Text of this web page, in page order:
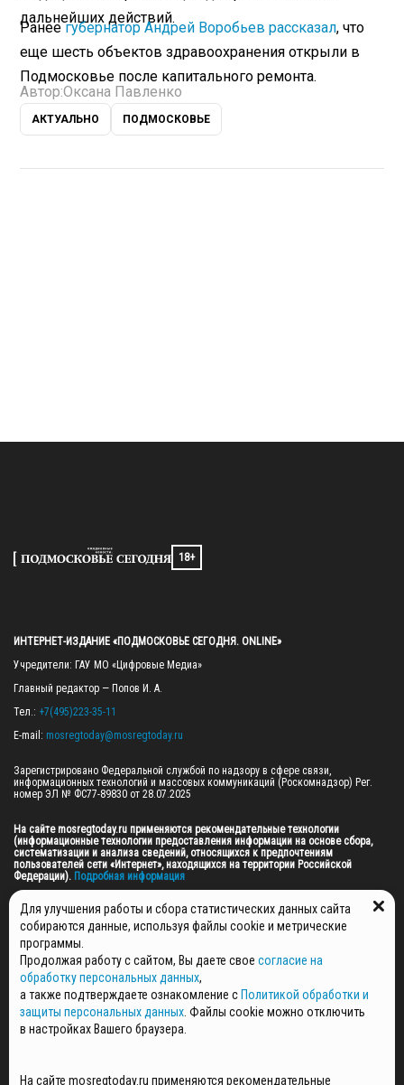
дальнейших действий.
Ранеегубернатор Андрей Воробьев рассказал, что
еще шесть объектов здравоохранения открыли в
Подмосковье после капитального ремонта.
Автор:Оксана Павленко
АКТУАЛЬНО ПОДМОСКОВЬЕ
18+
ИНТЕРНЕТ-ИЗДАНИЕ «ПОДМОСКОВЬЕ СЕГОДНЯ. ONLINE»
Учредители: ГАУ МО «Цифровые Медиа»
Главный редактор — Попов И. А.
Тел.: +7(495)223-35-11
E-mail: mosregtoday@mosregtoday.ru
Зарегистрировано Федеральной службой по надзору в сфере связи,
информационных технологий и массовых коммуникаций (Роскомнадзор) Рег.
номер ЭЛ № ФС77-89830 от 28.07.2025
На сайте mosregtoday.ru применяются рекомендательные технологии
(информационные технологии предоставления информации на основе сбора,
систематизации и анализа сведений, относящихся к предпочтениям
пользователей сети «Интернет», находящихся на территории Российской
Федерации). Подробная информация
© 2026 ПРАВА НА ВСЕ МАТЕРИАЛЫ САЙТА ПРИНАДЛЕЖАТ ГАУ МО "ЦИФРОВЫЕ
МЕДИА" (ОГРН: 1255000059467).
ПОЛИТИКА ОБРАБОТКИ И ЗАЩИТЫ ПЕРСОНАЛЬНЫХ ДАННЫХ
НОВОСТИ
ГАЗЕТЫ
РЕКЛАМОДАТЕЛЯМ
Для улучшения работы и сбора статистических данных сайта
собираются данные, используя файлы cookie и метрические
программы.
Продолжая работу с сайтом, Вы даете свое согласие на
обработку персональных данных,
а также подтверждаете ознакомление с Политикой обработки и
защиты персональных данных . Файлы cookie можно отключить
в настройках Вашего браузера.
На сайте mosregtoday.ru применяются рекомендательные